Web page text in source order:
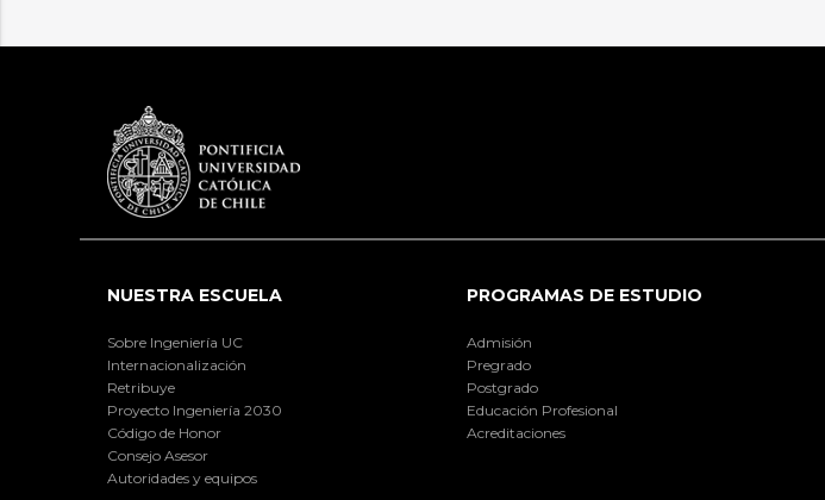
NUESTRA ESCUELA
Sobre Ingeniería UC
Internacionalización
Retribuye
Proyecto Ingeniería 2030
Código de Honor
Consejo Asesor
Autoridades y equipos
PROGRAMAS DE ESTUDIO
Admisión
Pregrado
Postgrado
Educación Profesional
Acreditaciones